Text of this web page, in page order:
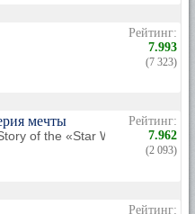
Рейтинг:
7.993
(7 323)
мечты
of the «Star Wars» Trilogy
Рейтинг:
7.962
(2 093)
Рейтинг: